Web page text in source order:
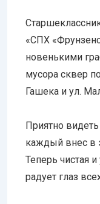
«СПХ
новенькими
мусора сквер
Гашека и ул.
Приятно видеть
каждый внес в
Теперь чистая
радует глаз